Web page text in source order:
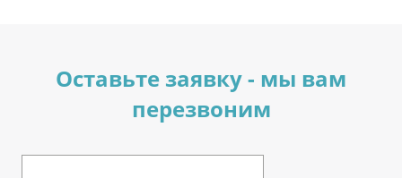
Оставьте заявку - мы вам
перезвоним